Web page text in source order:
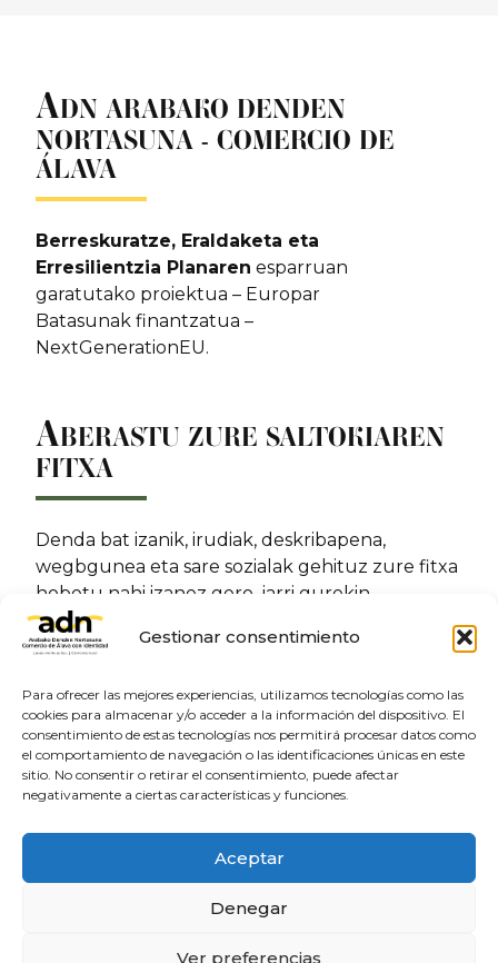
Gestionar consentimiento
Para ofrecer las mejores experiencias, utilizamos tecnologías como las
cookies para almacenar y/o acceder a la información del dispositivo. El
consentimiento de estas tecnologías nos permitirá procesar datos como
el comportamiento de navegación o las identificaciones únicas en este
sitio. No consentir o retirar el consentimiento, puede afectar
negativamente a ciertas características y funciones.
Aceptar
Denegar
Ver preferencias
ADN ARABAKO DENDEN
NORTASUNA - COMERCIO DE
ÁLAVA
Berreskuratze, Eraldaketa eta
Erresilientzia Planaren esparruan
garatutako proiektua – Europar
Batasunak finantzatua –
NextGenerationEU.
ABERASTU ZURE SALTOKIAREN
FITXA
Denda bat izanik, irudiak, deskribapena,
wegbgunea eta sare sozialak gehituz zure fitxa
hobetu nahi izanez gero, jarri gurekin
harremanetan:
©2024 Eskubide guztiak erreserbatuta.